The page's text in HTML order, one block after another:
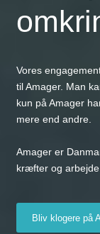
Vores
til Amager. Man
kun på Amager
mere end andre.
Amager er
kræfter og
Bliv klogere på